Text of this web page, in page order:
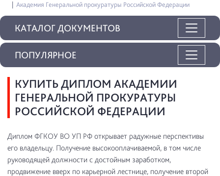
Академия Генеральной прокуратуры Российской Федерации
КАТАЛОГ ДОКУМЕНТОВ
КУПИТЬ ДИПЛОМ АКАДЕМИИ
ГЕНЕРАЛЬНОЙ ПРОКУРАТУРЫ
РОССИЙСКОЙ ФЕДЕРАЦИИ
Диплом ФГКОУ ВО УП РФ открывает радужные перспективы
его владельцу. Получение высокооплачиваемой, в том числе
руководящей должности с достойным заработком,
продвижение вверх по карьерной лестнице, получение второй
ПОПУЛЯРНОЕ